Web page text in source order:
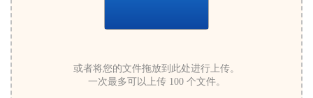
或者将您的文件拖放到此处进行上传。
一次最多可以上传 100 个文件。